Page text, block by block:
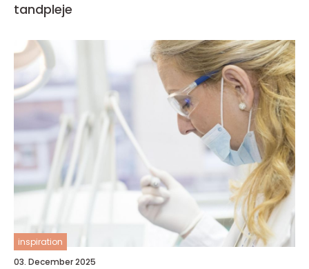
tandpleje
inspiration
03. December 2025